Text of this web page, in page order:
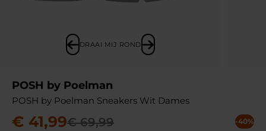
DRAAI MIJ ROND
POSH by Poelman
POSH by Poelman Sneakers Wit Dames
€ 41,99€ 69,99 -40%